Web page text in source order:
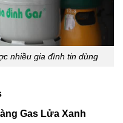
nhiều gia đình tin dùng
Gas Lửa Xanh